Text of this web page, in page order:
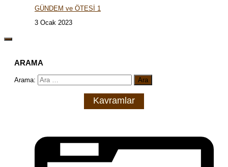
GÜNDEM ve ÖTESİ 1
3 Ocak 2023
ARAMA
Arama:
Kavramlar